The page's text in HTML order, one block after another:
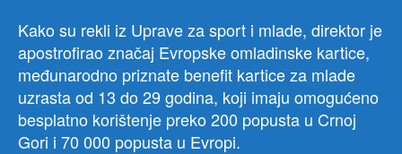
Kako su rekli iz Uprave za sport i mlade, direktor je
apostrofirao značaj Evropske omladinske kartice,
međunarodno priznate benefit kartice za mlade
uzrasta od 13 do 29 godina, koji imaju omogućeno
besplatno korištenje preko 200 popusta u Crnoj
Gori i 70 000 popusta u Evropi.